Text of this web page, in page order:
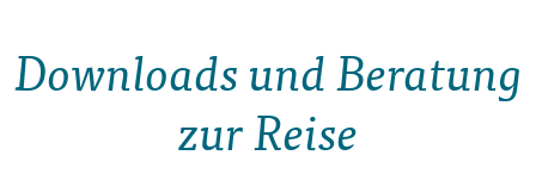
Downloads und Beratung
zur Reise